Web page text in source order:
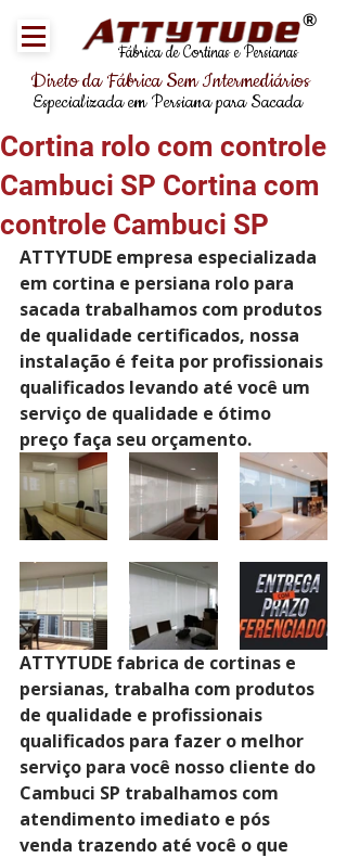
Fábrica de Cortinas e Persianas
®
Direto da Fábrica Sem Intermediários
Especializada em Persiana para Sacada
Cortina rolo com controle
Cambuci SP Cortina com
controle Cambuci SP
ATTYTUDE empresa especializada
em cortina e persiana rolo para
sacada trabalhamos com produtos
de qualidade certificados, nossa
instalação é feita por profissionais
qualificados levando até você um
serviço de qualidade e ótimo
preço faça seu orçamento.
ATTYTUDE fabrica de cortinas e
persianas, trabalha com produtos
de qualidade e profissionais
qualificados para fazer o melhor
serviço para você nosso cliente do
Cambuci SP trabalhamos com
atendimento imediato e pós
venda trazendo até você o que